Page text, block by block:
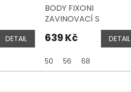
DETAIL
BODY FIXONI
ZAVINOVACÍ S
PAMPELIŠKAMI 2 KS,
TAPIOCA
639 Kč DETAIL
50 56 68